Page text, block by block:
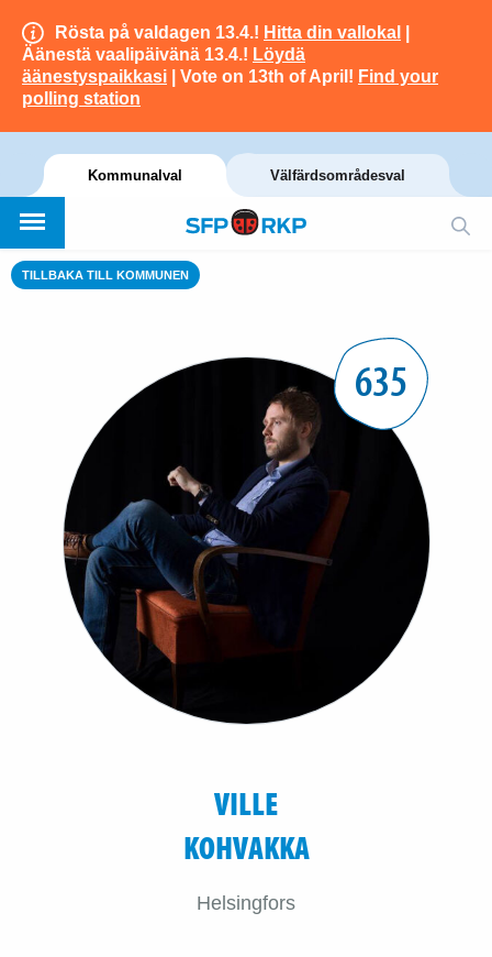
Rösta på valdagen 13.4.! Hitta din vallokal
Äänestä vaalipäivänä 13.4.! Löydä
äänestyspaikkasi | Vote on 13th of April! Find your
polling station
Kommunalval Välfärdsområdesval
TILLBAKA TILL KOMMUNEN
635
VILLE
KOHVAKKA
Helsingfors